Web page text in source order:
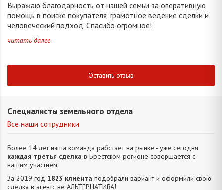
Выражаю благодарность от нашей семьи за оперативную
помощь в поиске покупателя, грамотное ведение сделки и
человеческий подход. Спасибо огромное!
читать далее
Оставить отзыв
Специалисты земельного отдела
Все наши сотрудники
Более 14 лет наша команда работает на рынке - уже сегодня
каждая третья сделка в Брестском регионе совершается с
нашим участием.
За 2019 год 1823 клиента подобрали вариант и оформили свою
сделку в агентстве АЛЬТЕРНАТИВA!